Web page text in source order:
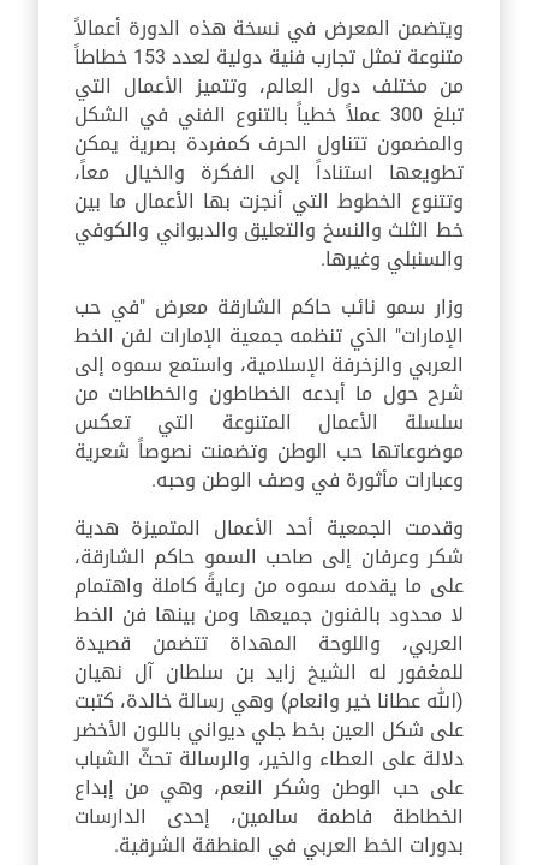
ويتضمن المعرض في نسخة هذه الدورة أعمالاً
متنوعة تمثل تجارب فنية دولية لعدد 153 خطاطاً
من مختلف دول العالم، وتتميز الأعمال التي
تبلغ 300 عملاً خطياً بالتنوع الفني في الشكل
والمضمون تتناول الحرف كمفردة بصرية يمكن
تطويعها استناداً إلى الفكرة والخيال معاً،
وتتنوع الخطوط التي أنجزت بها الأعمال ما بين
خط الثلث والنسخ والتعليق والديواني والكوفي
والسنبلي وغيرها.
وزار سمو نائب حاكم الشارقة معرض "في حب
الإمارات" الذي تنظمه جمعية الإمارات لفن الخط
العربي والزخرفة الإسلامية، واستمع سموه إلى
شرح حول ما أبدعه الخطاطون والخطاطات من
سلسلة الأعمال المتنوعة التي تعكس
موضوعاتها حب الوطن وتضمنت نصوصاً شعرية
وعبارات مأثورة في وصف الوطن وحبه.
وقدمت الجمعية أحد الأعمال المتميزة هدية
شكر وعرفان إلى صاحب السمو حاكم الشارقة،
على ما يقدمه سموه من رعايةً كاملة واهتمام
لا محدود بالفنون جميعها ومن بينها فن الخط
العربي، واللوحة المهداة تتضمن قصيدة
للمغفور له الشيخ زايد بن سلطان آل نهيان
(الله عطانا خير وانعام) وهي رسالة خالدة، كتبت
على شكل العين بخط جلي ديواني باللون الأخضر
دلالة على العطاء والخير، والرسالة تحثّ الشباب
على حب الوطن وشكر النعم، وهي من إبداع
الخطاطة فاطمة سالمين، إحدى الدارسات
بدورات الخط العربي في المنطقة الشرقية.